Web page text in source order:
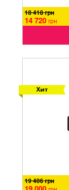
18 418 грн
14 720 грн
19 406 грн